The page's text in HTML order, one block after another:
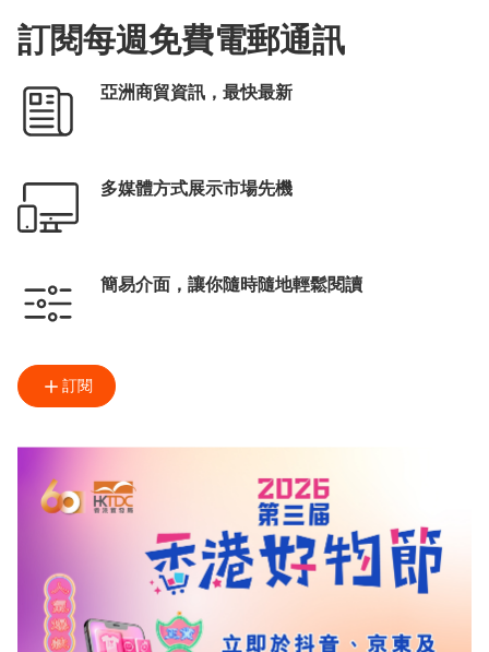
訂閱每週免費電郵通訊
亞洲商貿資訊，最快最新
多媒體方式展示市場先機
簡易介面，讓你隨時隨地輕鬆閱讀
訂閱